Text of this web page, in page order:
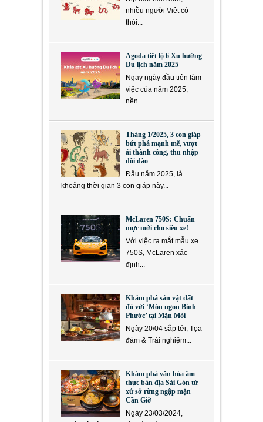
nhiều người Việt có
thói...
Agoda tiết lộ 6 Xu hướng
Du lịch năm 2025
Ngay ngày đầu tiên làm
việc của năm 2025,
nền...
Tháng 1/2025, 3 con giáp
bứt phá mạnh mẽ, vượt
ải thành công, thu nhập
dồi dào
Đầu năm 2025, là
khoảng thời gian 3 con giáp này...
McLaren 750S: Chuẩn
mực mới cho siêu xe!
Với việc ra mắt mẫu xe
750S, McLaren xác
định...
Khám phá sản vật đất
đỏ với ‘Món ngon Bình
Phước’ tại Mặn Mòi
Ngày 20/04 sắp tới, Tọa
đàm & Trải nghiệm...
Khám phá văn hóa ẩm
thực bản địa Sài Gòn từ
xứ sở rừng ngập mặn
Cần Giờ
Ngày 23/03/2024,